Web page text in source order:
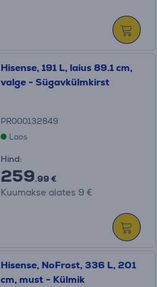
Hisense, 191 L, laius 89.1 cm,
valge - Sügavkülmkirst
PR000132849
Laos
Hind:
259.99 €
Kuumakse alates 9 €
Hisense, NoFrost, 336 L, 201
cm, must - Külmik